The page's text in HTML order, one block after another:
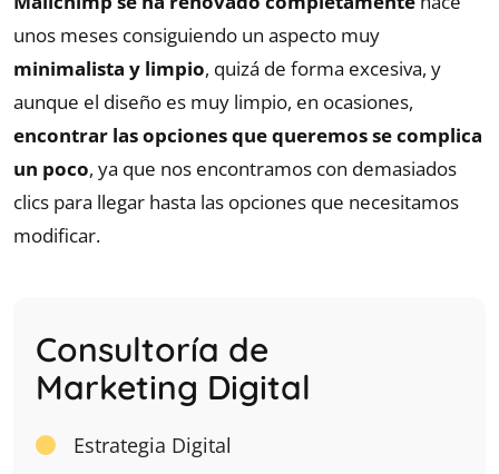
unos meses consiguiendo un aspecto muy
minimalista y limpio, quizá de forma excesiva, y
aunque el diseño es muy limpio, en ocasiones,
encontrar las opciones que queremos se complica
un poco, ya que nos encontramos con demasiados
clics para llegar hasta las opciones que necesitamos
modificar.
Consultoría de
Marketing Digital
Estrategia Digital